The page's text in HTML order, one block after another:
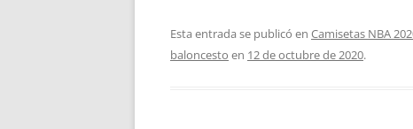
Esta entrada se publicó en Camisetas NBA
baloncesto en 12 de octubre de 2020.